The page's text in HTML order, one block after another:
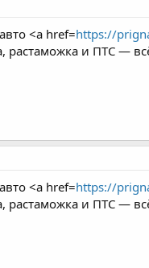
<a href=https://
растаможка и ПТС —
<a href=https://
растаможка и ПТС —